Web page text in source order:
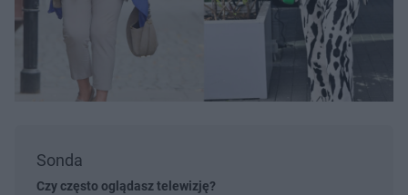
Sonda
Czy często oglądasz telewizję?